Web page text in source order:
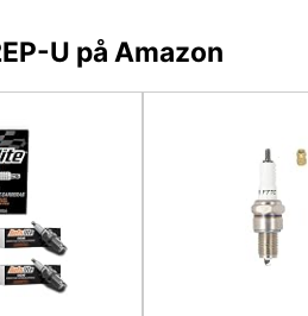
U på Amazon